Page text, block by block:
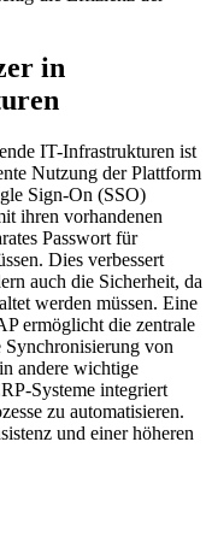
in
IT-Infrastrukturen ist
Nutzung der Plattform
Sign-On (SSO)
ihren vorhandenen
Passwort für
Dies verbessert
auch die Sicherheit, da
werden müssen. Eine
ermöglicht die zentrale
von
andere wichtige
Systeme integriert
zu automatisieren.
und einer höheren